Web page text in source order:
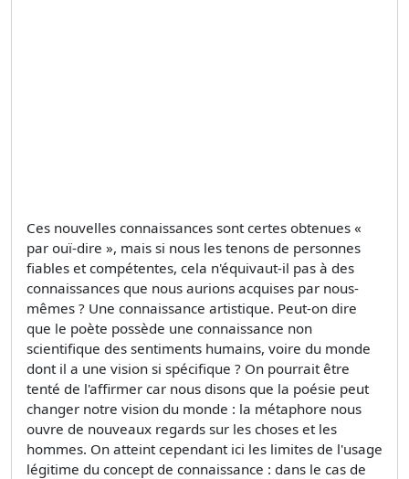
Ces nouvelles connaissances sont certes obtenues «
par ouï-dire », mais si nous les tenons de personnes
fiables et compétentes, cela n'équivaut-il pas à des
connaissances que nous aurions acquises par nous-
mêmes ? Une connaissance artistique. Peut-on dire
que le poète possède une connaissance non
scientifique des sentiments humains, voire du monde
dont il a une vision si spécifique ? On pourrait être
tenté de l'affirmer car nous disons que la poésie peut
changer notre vision du monde : la métaphore nous
ouvre de nouveaux regards sur les choses et les
hommes. On atteint cependant ici les limites de l'usage
légitime du concept de connaissance : dans le cas de